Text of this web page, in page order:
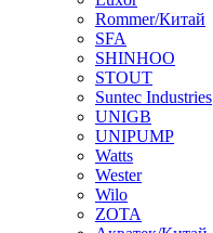
Rommer/Китай
SFA
SHINHOO
STOUT
Suntec Industries
UNIGB
UNIPUMP
Watts
Wester
Wilo
ZOTA